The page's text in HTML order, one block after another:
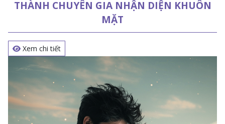
THÀNH CHUYÊN GIA NHẬN DIỆN KHUÔN
MẶT
Xem chi tiết